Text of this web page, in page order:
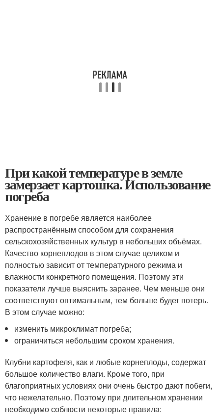
При какой температуре в земле
замерзает картошка. Использование
погреба
Хранение в погребе является наиболее
распространённым способом для сохранения
сельскохозяйственных культур в небольших объёмах.
Качество корнеплодов в этом случае целиком и
полностью зависит от температурного режима и
влажности конкретного помещения. Поэтому эти
показатели лучше выяснить заранее. Чем меньше они
соответствуют оптимальным, тем больше будет потерь.
В этом случае можно:
изменить микроклимат погреба;
ограничиться небольшим сроком хранения.
Клубни картофеля, как и любые корнеплоды, содержат
большое количество влаги. Кроме того, при
благоприятных условиях они очень быстро дают побеги,
что нежелательно. Поэтому при длительном хранении
необходимо соблюсти некоторые правила: